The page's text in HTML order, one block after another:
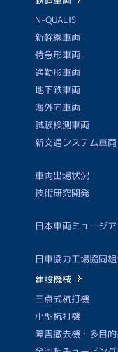
N-QUALIS
新幹線車両
特急形車両
通勤形車両
地下鉄車両
海外向車両
試験検測車両
新交通システム車両
車両出場状況
技術研究開発
日本車両ミュージ
日車協力工場協同
建設機械
三点式杭打機
小型杭打機
障害撤去機・多目